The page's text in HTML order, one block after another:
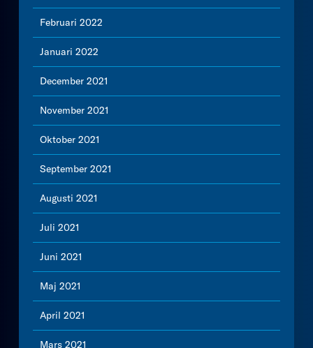
Februari 2022
Januari 2022
December 2021
November 2021
Oktober 2021
September 2021
Augusti 2021
Juli 2021
Juni 2021
Maj 2021
April 2021
Mars 2021